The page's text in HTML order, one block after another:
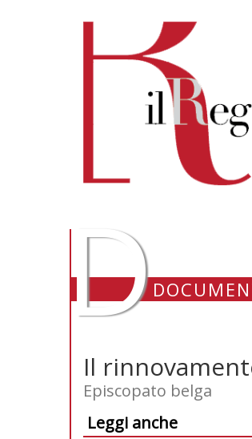
D
Il
Episcopato belga
Leggi anche